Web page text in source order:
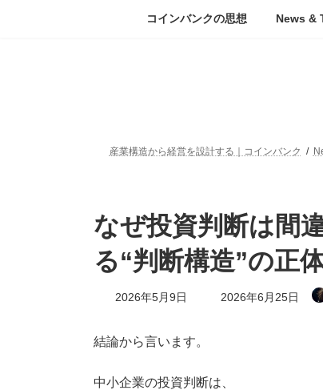
コインバンクの思想 News &
産業構造から経営を設計する｜コインバンク
なぜ投資判断は間
る“判断構造”の正
2026年5月9日
最
終
:
2026年6月25日
結論から言います。
中小企業の投資判断は、